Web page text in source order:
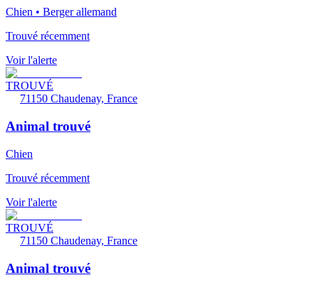
Chien • Berger allemand
Trouvé récemment
Voir l'alerte
TROUVÉ
71150 Chaudenay, France
Animal trouvé
Chien
Trouvé récemment
Voir l'alerte
TROUVÉ
71150 Chaudenay, France
Animal trouvé